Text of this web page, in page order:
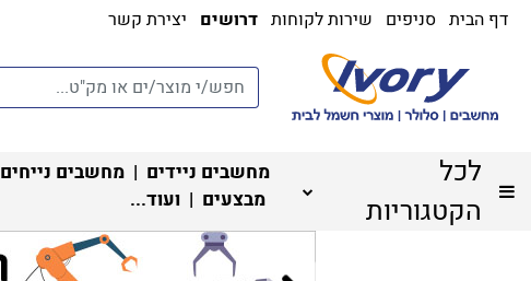
דף הבית סניפים שירות לקוחות דרושים יצירת קשר
לכל
הקטגוריות
מחשבים ניידים | מחשבים נייחים
מבצעים | ועוד...